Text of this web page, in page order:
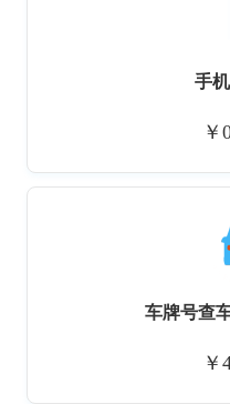
手
￥
车牌号查
￥